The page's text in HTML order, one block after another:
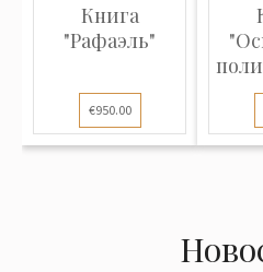
Книга
"Рафаэль"
€950.00